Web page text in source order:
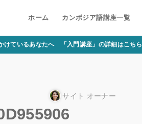
ホーム カンボジア語講座一覧
けているあなたへ 「入門講座」の詳細はこちら
サイト オーナー